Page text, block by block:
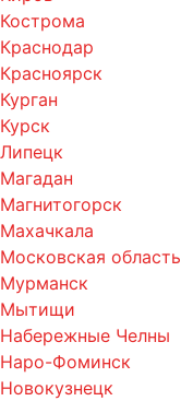
Кострома
Краснодар
Красноярск
Курган
Курск
Липецк
Магадан
Магнитогорск
Махачкала
Московская область
Мурманск
Мытищи
Набережные Челны
Наро-Фоминск
Новокузнецк